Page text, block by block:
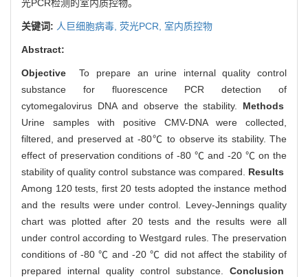
光PCR检测的室内质控物。
关键词: 人巨细胞病毒, 荧光PCR, 室内质控物
Abstract:
Objective To prepare an urine internal quality control
substance for fluorescence PCR detection of
cytomegalovirus DNA and observe the stability. Methods
Urine samples with positive CMV-DNA were collected,
filtered, and preserved at -80℃ to observe its stability. The
effect of preservation conditions of -80 ℃ and -20 ℃ on the
stability of quality control substance was compared. Results
Among 120 tests, first 20 tests adopted the instance method
and the results were under control. Levey-Jennings quality
chart was plotted after 20 tests and the results were all
under control according to Westgard rules. The preservation
conditions of -80 ℃ and -20 ℃ did not affect the stability of
prepared internal quality control substance. Conclusion